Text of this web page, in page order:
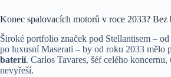
Konec spalovacích motorů v roce 2033? Bez
Široké portfolio značek pod Stellantisem –
po luxusní Maserati – by od roku 2033
baterií. Carlos Tavares, šéf celého
nevyřeší.